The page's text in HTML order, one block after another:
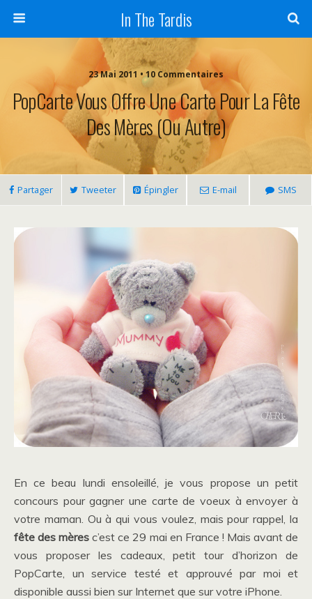
In The Tardis
23 Mai 2011 • 10 Commentaires
PopCarte Vous Offre Une Carte Pour La Fête
Des Mères (ou Autre)
Partager Tweeter Épingler E-mail SMS
En ce beau lundi ensoleillé, je vous propose un petit
concours pour gagner une carte de voeux à envoyer à
votre maman. Ou à qui vous voulez, mais pour rappel, la
fête des mères c’est ce 29 mai en France ! Mais avant de
vous proposer les cadeaux, petit tour d’horizon de
PopCarte, un service testé et approuvé par moi et
disponible aussi bien sur Internet que sur votre iPhone.